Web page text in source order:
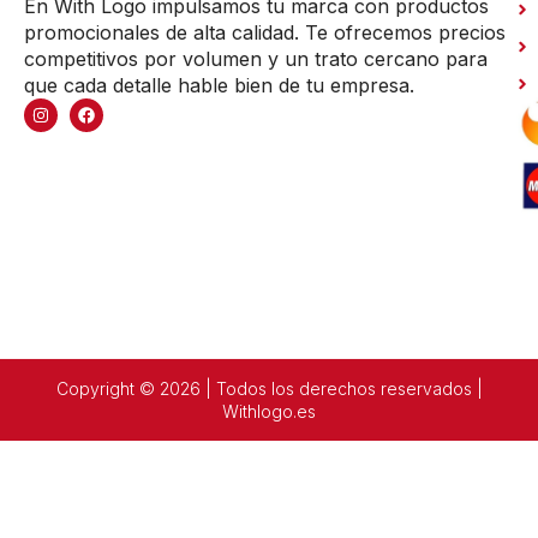
En With Logo impulsamos tu marca con productos
promocionales de alta calidad. Te ofrecemos precios
competitivos por volumen y un trato cercano para
que cada detalle hable bien de tu empresa.
Copyright © 2026 | Todos los derechos reservados |
Withlogo.es